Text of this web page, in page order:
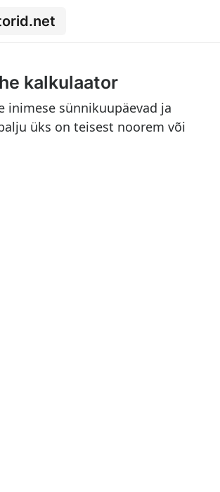
kalkulaator
inimese sünnikuupäevad ja
üks on teisest noorem või